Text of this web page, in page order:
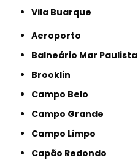
Vila Buarque
Aeroporto
Balneário Mar Paulista
Brooklin
Campo Belo
Campo Grande
Campo Limpo
Capão Redondo